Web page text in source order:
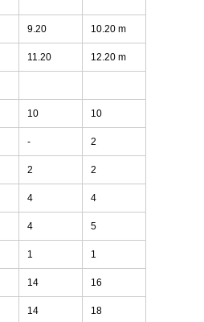
9.20 10.20 m
11.20 12.20 m
10 10
- 2
2 2
4 4
4 5
1 1
14 16
14 18